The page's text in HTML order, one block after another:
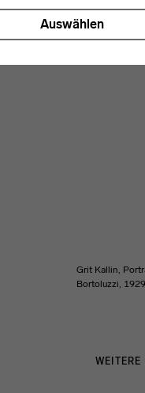
Auswählen
Grit Kallin,
Bortoluzzi,